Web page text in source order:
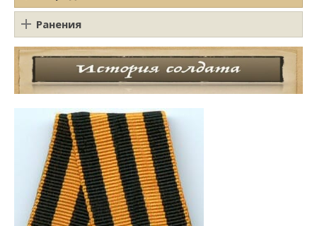
Ранения